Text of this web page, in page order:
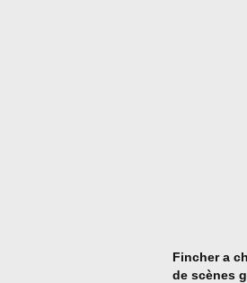
Fincher a
de scènes